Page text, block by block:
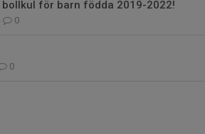
för barn födda 2019-2022!
0
0